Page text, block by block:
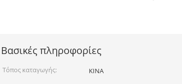
Βασικές πληροφορίες
Τόπος καταγωγής:
ΚΙΝΑ